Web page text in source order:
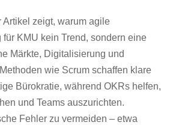
Artikel zeigt, warum agile
KMU kein Trend, sondern eine
Märkte, Digitalisierung und
wie Scrum schaffen klare
Bürokratie, während OKRs helfen,
und Teams auszurichten.
Fehler zu vermeiden – etwa